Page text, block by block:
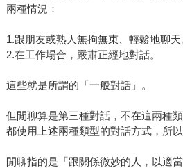
兩種情況：
1.跟朋友或熟人無拘無束、輕鬆地聊天
2.在工作場合，嚴肅正經地對話。
這些就是所謂的「一般對話」。
但閒聊算是第三種對話，不在這兩種
都使用上述兩種類型的對話方式，所
閒聊指的是「跟關係微妙的人，以適